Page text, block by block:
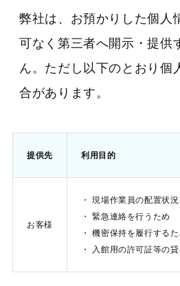
弊社は、お預かりした個人
可なく第三者へ開示・提供
ん。ただし以下のとおり個
合があります。
提供先 利用目的
お客様
・ 現場作業員の配置状
・ 緊急連絡を行うため
・ 機密保持を履行するた
・ 入館用の許可証等の